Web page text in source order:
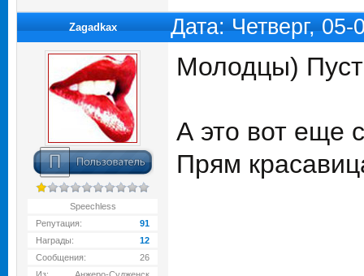
Zagadkax Дата: Четверг,
Speechless
Репутация:
91
Награды:
12
Сообщения:
26
Молодцы)
А это вот еще
Прям